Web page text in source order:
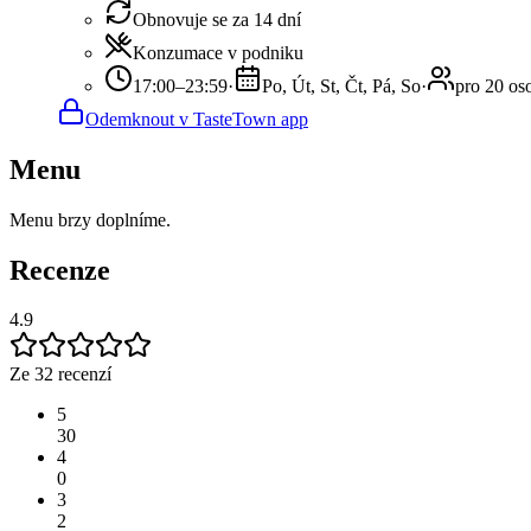
Obnovuje se za 14 dní
Konzumace v podniku
17:00–23:59· Po, Út, St, Čt, Pá, So·
pro 20
Odemknout v TasteTown app
Menu
Menu brzy doplníme.
Recenze
4.9
Ze 32 recenzí
5
30
4
0
3
2